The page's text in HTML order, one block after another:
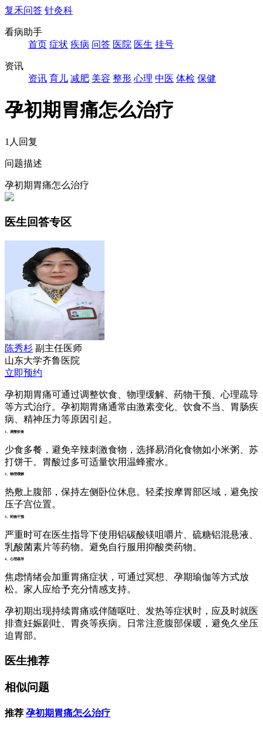
复禾问答 针灸科
看病助手
首页 症状 疾病 问答 医院 医生 挂号
资讯
资讯 育儿 减肥 美容 整形 心理 中医 体检 保健
孕初期胃痛怎么治疗
1人回复
问题描述
孕初期胃痛怎么治疗
医生回答专区
陈秀杉 副主任医师
山东大学齐鲁医院
立即预约
孕初期胃痛可通过调整饮食、物理缓解、药物干预、心理疏导
等方式治疗。孕初期胃痛通常由激素变化、饮食不当、胃肠疾
病、精神压力等原因引起。
1、调整饮食
少食多餐，避免辛辣刺激食物，选择易消化食物如小米粥、苏
打饼干。胃酸过多可适量饮用温蜂蜜水。
2、物理缓解
热敷上腹部，保持左侧卧位休息。轻柔按摩胃部区域，避免按
压子宫位置。
3、药物干预
严重时可在医生指导下使用铝碳酸镁咀嚼片、硫糖铝混悬液、
乳酸菌素片等药物。避免自行服用抑酸类药物。
4、心理疏导
焦虑情绪会加重胃痛症状，可通过冥想、孕期瑜伽等方式放
松。家人应给予充分情感支持。
孕初期出现持续胃痛或伴随呕吐、发热等症状时，应及时就医
排查妊娠剧吐、胃炎等疾病。日常注意腹部保暖，避免久坐压
迫胃部。
医生推荐
相似问题
推荐 孕初期胃痛怎么治疗